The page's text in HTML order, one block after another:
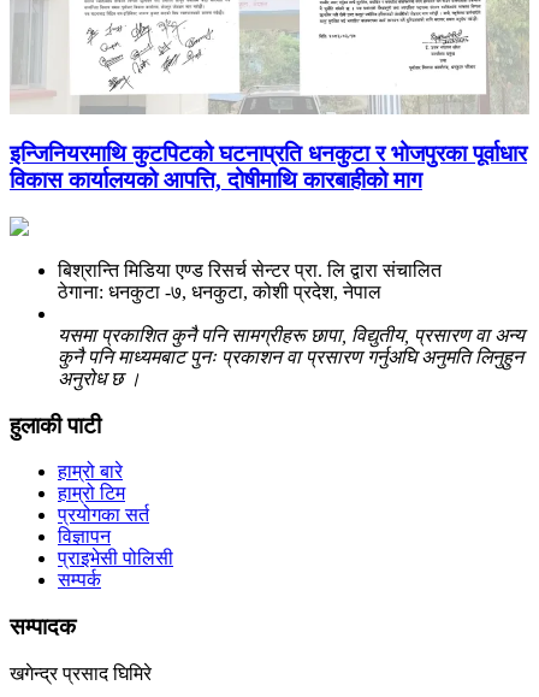
इन्जिनियरमाथि कुटपिटको घटनाप्रति धनकुटा र भोजपुरका पूर्वाधार
विकास कार्यालयको आपत्ति, दोषीमाथि कारबाहीको माग
बिश्रान्ति मिडिया एण्ड रिसर्च सेन्टर प्रा. लि द्वारा संचालित
ठेगाना: धनकुटा -७, धनकुटा, कोशी प्रदेश, नेपाल
यसमा प्रकाशित कुनै पनि सामग्रीहरू छापा, विद्युतीय, प्रसारण वा अन्य
कुनै पनि माध्यमबाट पुनः प्रकाशन वा प्रसारण गर्नुअघि अनुमति लिनुहुन
अनुरोध छ ।
हुलाकी पाटी
हाम्रो बारे
हाम्रो टिम
प्रयोगका सर्त
विज्ञापन
प्राइभेसी पोलिसी
सम्पर्क
सम्पादक
खगेन्द्र प्रसाद घिमिरे